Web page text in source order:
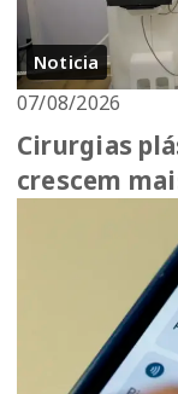
Noticia
07/08/2026
Cirurgias
crescem